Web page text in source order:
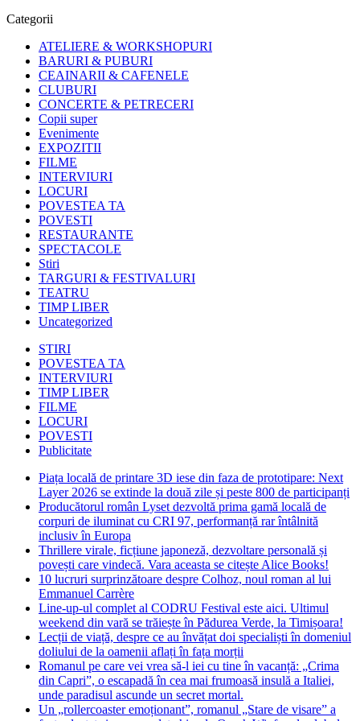
Categorii
ATELIERE & WORKSHOPURI
BARURI & PUBURI
CEAINARII & CAFENELE
CLUBURI
CONCERTE & PETRECERI
Copii super
Evenimente
EXPOZITII
FILME
INTERVIURI
LOCURI
POVESTEA TA
POVESTI
RESTAURANTE
SPECTACOLE
Stiri
TARGURI & FESTIVALURI
TEATRU
TIMP LIBER
Uncategorized
STIRI
POVESTEA TA
INTERVIURI
TIMP LIBER
FILME
LOCURI
POVESTI
Publicitate
Piața locală de printare 3D iese din faza de prototipare: Next
Layer 2026 se extinde la două zile și peste 800 de participanți
Producătorul român Lyset dezvoltă prima gamă locală de
corpuri de iluminat cu CRI 97, performanță rar întâlnită
inclusiv în Europa
Thrillere virale, ficțiune japoneză, dezvoltare personală și
povești care vindecă. Vara aceasta se citește Alice Books!
10 lucruri surprinzătoare despre Colhoz, noul roman al lui
Emmanuel Carrère
Line-up-ul complet al CODRU Festival este aici. Ultimul
weekend din vară se trăiește în Pădurea Verde, la Timișoara!
Lecții de viață, despre ce au învățat doi specialiști în domeniul
doliului de la oamenii aflați în fața morții
Romanul pe care vei vrea să-l iei cu tine în vacanță: „Crima
din Capri”, o escapadă în cea mai frumoasă insulă a Italiei,
unde paradisul ascunde un secret mortal.
Un „rollercoaster emoționant”, romanul „Stare de visare” a